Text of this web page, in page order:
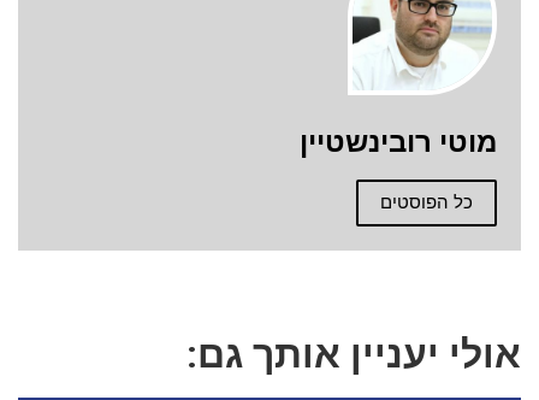
מוטי רובינשטיין
כל הפוסטים
אולי יעניין אותך גם: